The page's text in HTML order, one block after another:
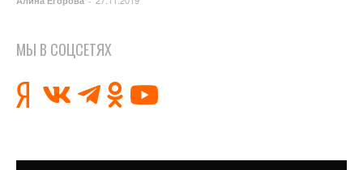
МЫ В СОЦСЕТЯХ